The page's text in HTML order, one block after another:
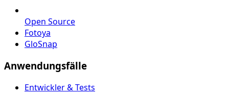
Open Source
Fotoya
GloSnap
Anwendungsfälle
Entwickler & Tests